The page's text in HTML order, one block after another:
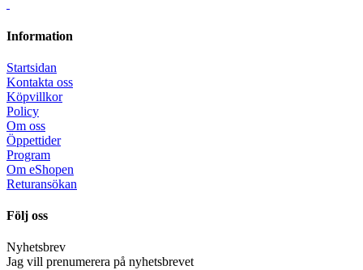
Information
Startsidan
Kontakta oss
Köpvillkor
Policy
Om oss
Öppettider
Program
Om eShopen
Returansökan
Följ oss
Nyhetsbrev
Jag vill prenumerera på nyhetsbrevet